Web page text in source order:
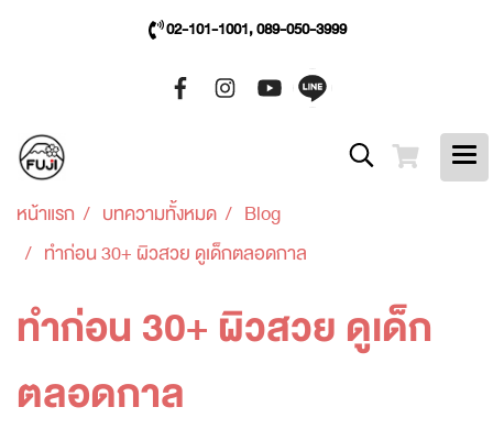
02-101-1001, 089-050-3999
หน้าแรก บทความทั้งหมด
Blog
ทำก่อน 30+ ผิวสวย ดูเด็กตลอดกาล
ทำก่อน 30+ ผิวสวย ดูเด็ก
ตลอดกาล